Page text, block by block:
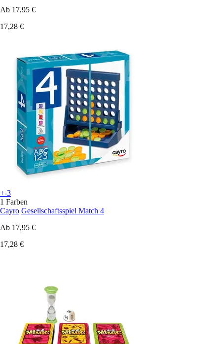
Ab 17,95 €
17,28 €
+-3
1 Farben
Cayro Gesellschaftsspiel Match 4
Ab 17,95 €
17,28 €